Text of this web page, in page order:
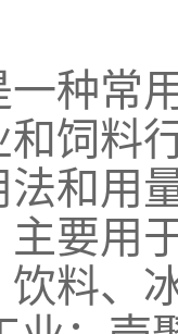
种常
饲料
和用
要用
料、